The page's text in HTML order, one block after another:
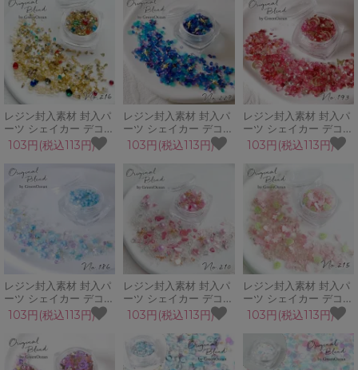
ルブレンド♪
GreenOceanオリジナ
ルブレンド♪
オリジナルブレンド♪
レジン封入素材 封入パ
ーツ シェイカー デコパ
ーツ ジュエリーボック
ス ストーン パール ビ
ジュー ブリオン
GreenOceanオリジナ
ルブレンド♪
103円(税込113円)
レジン封入素材 封入パ
ーツ シェイカー デコパ
ーツ アレキサンドライ
ト ブリオン ホログラム
ビジュー GreenOcean
オリジナルブレンド♪
103円(税込113円)
レジン封入素材 封入パ
ーツ シェイカー デコパ
ーツ 茜空 月 蝶 ブリオ
ン ビジュー ホログラム
GreenOceanオリジナ
ルブレンド♪
103円(税込113円)
レジン封入素材 封入パ
ーツ シェイカー デコパ
ーツ ブルーレースフラ
ワー 花 春 夏 桜 水色
GreenOceanオリジナ
ルブレンド♪
103円(税込113円)
レジン封入素材 封入パ
ーツ シェイカー デコパ
ーツ ルミナスグロウ シ
ェル ガラスブリオン パ
ール スパンコール
GreenOceanオリジナ
ルブレンド♪
103円(税込113円)
レジン封入素材 封入パ
ーツ シェイカー デコパ
ーツ さくらもち 桜 葉
っぱ 春 和菓子 ガラス
ブリオン GreenOcean
オリジナルブレンド♪
103円(税込113円)